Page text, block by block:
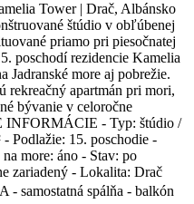
Tower | Drač, Albánsko
štúdio v obľúbenej
priamo pri piesočnatej
poschodí rezidencie Kamelia
Jadranské more aj pobrežie.
apartmán pri mori,
bývanie v celoročne
INFORMÁCIE - Typ: štúdio /
Podlažie: 15. poschodie -
more: áno - Stav: po
zariadený - Lokalita: Drač
samostatná spálňa - balkón